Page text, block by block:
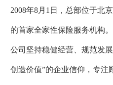
2008年8月1日，总部位于北
的首家全家性保险服务机构。
公司坚持稳健经营、规范发
创造价值”的企业信仰，专注